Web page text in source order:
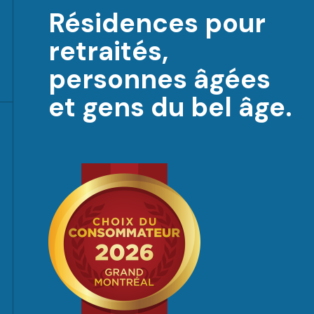
Résidences pour
retraités,
personnes âgées
et gens du bel âge.